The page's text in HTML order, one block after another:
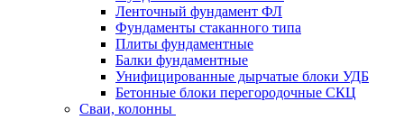
Ленточный фундамент ФЛ
Фундаменты стаканного типа
Плиты фундаментные
Балки фундаментные
Унифицированные дырчатые блоки УДБ
Бетонные блоки перегородочные СКЦ
Сваи, колонны